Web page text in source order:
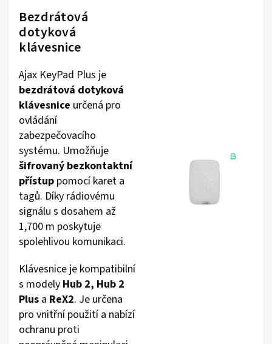
Bezdrátová
dotyková
klávesnice
Ajax KeyPad Plus je
bezdrátová dotyková
klávesnice určená pro
ovládání
zabezpečovacího
systému. Umožňuje
šifrovaný bezkontaktní
přístup pomocí karet a
tagů. Díky rádiovému
signálu s dosahem až
1,700 m poskytuje
spolehlivou komunikaci.
Klávesnice je kompatibilní
s modely Hub 2, Hub 2
Plus a ReX2. Je určena
pro vnitřní použití a nabízí
ochranu proti